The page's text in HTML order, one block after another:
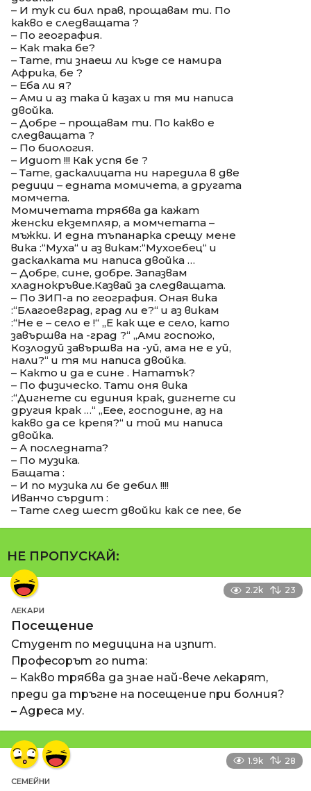
– И тук си бил прав, прощавам ти. По
какво е следващата ?
– По география.
– Как така бе?
– Тате, ти знаеш ли къде се намира
Африка, бе ?
– Еба ли я?
– Ами и аз така й казах и тя ми написа
двойка.
– Добре – прощавам ти. По какво е
следващата ?
– По биология.
– Идиот !!! Как успя бе ?
– Тате, даскалицата ни наредила в две
редици – едната момичета, а другата
момчета.
Момичетата трябва да кажат
женски екземпляр, а момчетата –
мъжки. И една тъпанарка срещу мене
вика :“Муха“ и аз викам:“Мухоебец“ и
даскалката ми написа двойка …
– Добре, сине, добре. Запазвам
хладнокръвие.Казвай за следващата.
– По ЗИП-а по география. Оная вика
:“Благоевград, град ли е?“ и аз викам
:“Не е – село е !“ „Е как ще е село, като
завършва на -град ?“ „Ами госпожо,
Козлодуй завършва на -уй, ама не е уй,
нали?“ и тя ми написа двойка.
– Както и да е сине . Нататък?
– По физическо. Тати оня вика
:“Дигнете си единия крак, дигнете си
другия крак …“ „Еее, господине, аз на
какво да се крепя?“ и той ми написа
двойка.
– А последната?
– По музика.
Бащата :
– И по музика ли бе дебил !!!!
Иванчо сърдит :
– Тате след шест двойки как се пее, бе
НЕ ПРОПУСКАЙ:
2.2k 23
ЛЕКАРИ
Посещение
Студент по медицина на изпит.
Професорът го пита:
– Какво трябва да знае най-вече лекарят,
преди да тръгне на посещение при болния?
– Адреса му.
1.9k 28
СЕМЕЙНИ